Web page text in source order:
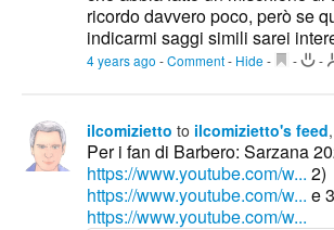
ricordo davvero poco, però se
indicarmi saggi simili sarei
4 years ago -Comment- Hide - - -
ilcomizietto to ilcomizietto's feed,
Per i fan di Barbero: Sarzana
https://www.youtube.com/w... 2)
https://www.youtube.com/w... e
https://www.youtube.com/w...